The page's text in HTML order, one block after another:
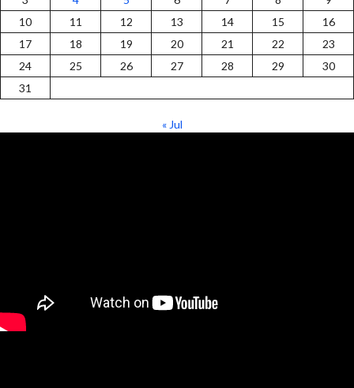
10
11 12 13 14 15
16
17
18 19 20 21 22
23
24
25 26 27 28 29
30
31
« Jul